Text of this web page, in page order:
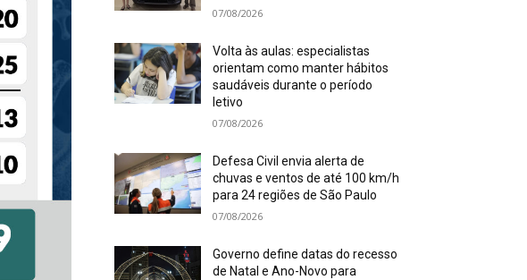
07/08/2026
Volta às aulas: especialistas
orientam como manter hábitos
saudáveis durante o período
letivo
07/08/2026
Defesa Civil envia alerta de
chuvas e ventos de até 100 km/h
para 24 regiões de São Paulo
07/08/2026
Governo define datas do recesso
de Natal e Ano-Novo para